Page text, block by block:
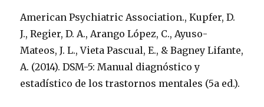
American Psychiatric Association., Kupfer, D.
J., Regier, D. A., Arango López, C., Ayuso-
Mateos, J. L., Vieta Pascual, E., & Bagney Lifante,
A. (2014). DSM-5: Manual diagnóstico y
estadístico de los trastornos mentales (5a ed.).